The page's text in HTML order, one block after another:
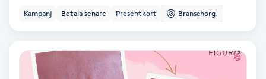
Brynfärgning
Kampanj Betala senare Presentkort Branschorg.